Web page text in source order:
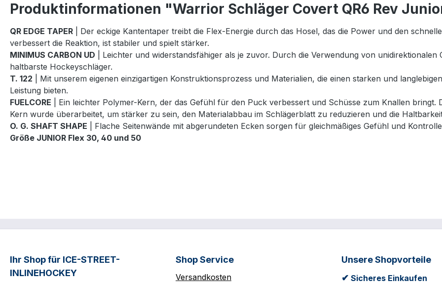
Produktinformationen "Warrior Schläger Covert QR6 Rev
QR EDGE TAPER | Der eckige Kantentaper treibt die Flex-Energie durch das Hosel, das die Power und den
verbessert die Reaktion, ist stabiler und spielt stärker.
MINIMUS CARBON UD | Leichter und widerstandsfähiger als je zuvor. Durch die Verwendung von
haltbarste Hockeyschläger.
T. 122 | Mit unserem eigenen einzigartigen Konstruktionsprozess und Materialien, die einen starken und
Leistung bieten.
FUELCORE | Ein leichter Polymer-Kern, der das Gefühl für den Puck verbessert und Schüsse zum Knallen
Kern wurde überarbeitet, um stärker zu sein, den Materialabbau im Schlägerblatt zu reduzieren und die
O. G. SHAFT SHAPE | Flache Seitenwände mit abgerundeten Ecken sorgen für gleichmäßiges Gefühl und
Größe JUNIOR Flex 30, 40 und 50
Ihr Shop für ICE-STREET-
INLINEHOCKEY
Shop Service
Versandkosten
Unsere Shopvorteile
✔ Sicheres Einkaufen